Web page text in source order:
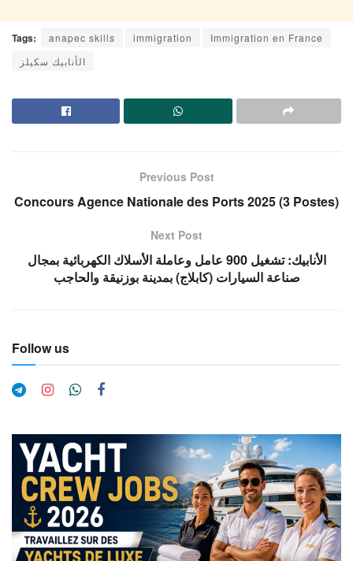
Tags: anapec skills immigration
Immigration en France
الأنابيك سكيلز
Previous Post
Concours Agence Nationale des Ports 2025 (3 Postes)
Next Post
الأنابيك: تشغيل 900 عامل وعاملة الأسلاك الكهربائية بمجال
صناعة السيارات (كابلاج) بمدينة بوزنيقة والحاجب
Follow us